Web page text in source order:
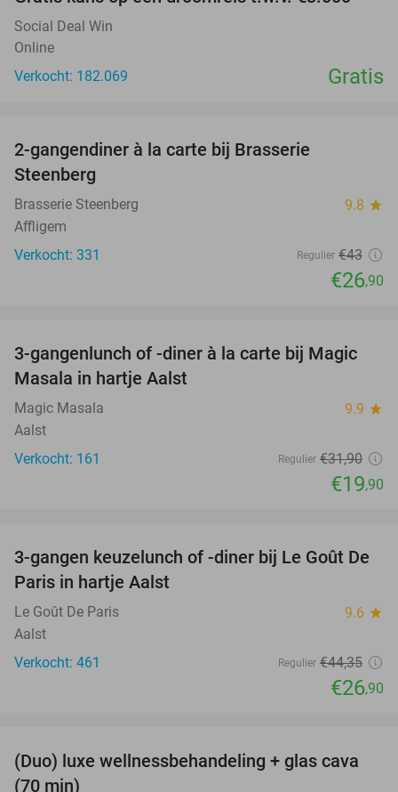
Social Deal Win
Online
Verkocht: 182.069
Gratis
2-gangendiner à la carte bij Brasserie
Steenberg
Brasserie Steenberg 9.8 star
Affligem
Verkocht: 331
Regulier €43
€26,90
38%
3-gangenlunch of -diner à la carte bij Magic
Masala in hartje Aalst
Magic Masala 9.9 star
Aalst
Verkocht: 161
Regulier €31,90
€19,90
39%
3-gangen keuzelunch of -diner bij Le Goût De
Paris in hartje Aalst
Le Goût De Paris 9.6 star
Aalst
Verkocht: 461
Regulier €44,35
€26,90
50%
(Duo) luxe wellnessbehandeling + glas cava
(70 min)